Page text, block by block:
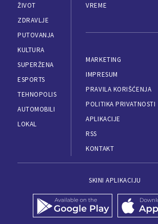
ŽIVOT
ZDRAVLJE
PUTOVANJA
KULTURA
SUPERŽENA
ESPORTS
TEHNOPOLIS
AUTOMOBILI
LOKAL
VREME
MARKETING
IMPRESUM
PRAVILA KORIŠĆENJA
POLITIKA PRIVATNOSTI
APLIKACIJE
RSS
KONTAKT
SKINI APLIKACIJU